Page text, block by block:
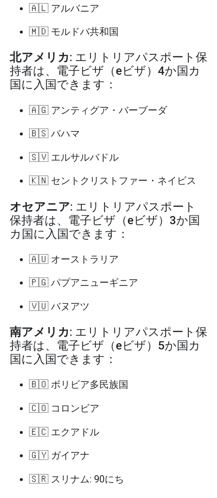
🇦🇱 アルバニア
🇲🇩 モルドバ共和国
北アメリカ: エリトリアパスポート保
持者は、電子ビザ（eビザ）4か国カ
国に入国できます：
🇦🇬 アンティグア・バーブーダ
🇧🇸 バハマ
🇸🇻 エルサルバドル
🇰🇳 セントクリストファー・ネイビス
オセアニア: エリトリアパスポート
保持者は、電子ビザ（eビザ）3か国
カ国に入国できます：
🇦🇺 オーストラリア
🇵🇬 パプアニューギニア
🇻🇺 バヌアツ
南アメリカ: エリトリアパスポート保
持者は、電子ビザ（eビザ）5か国カ
国に入国できます：
🇧🇴 ボリビア多民族国
🇨🇴 コロンビア
🇪🇨 エクアドル
🇬🇾 ガイアナ
🇸🇷 スリナム: 90にち